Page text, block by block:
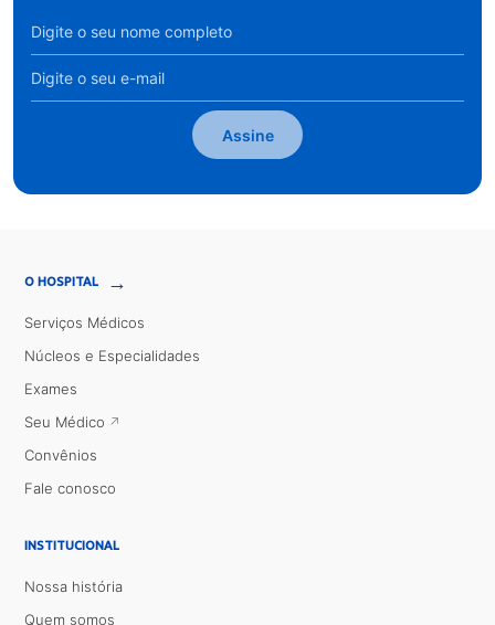
Assine
O HOSPITAL →
Serviços Médicos
Núcleos e Especialidades
Exames
Seu Médico
Convênios
Fale conosco
INSTITUCIONAL
Nossa história
Quem somos